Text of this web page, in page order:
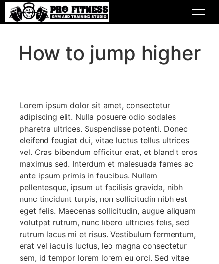
How to jump higher
Lorem ipsum dolor sit amet, consectetur
adipiscing elit. Nulla posuere odio sodales
pharetra ultrices. Suspendisse potenti. Donec
eleifend feugiat dui, vitae luctus tellus ultrices
vel. Cras bibendum efficitur erat, et blandit eros
maximus sed. Interdum et malesuada fames ac
ante ipsum primis in faucibus. Nullam
pellentesque, ipsum ut facilisis gravida, nibh
nunc tincidunt turpis, non sollicitudin nibh est
eget felis. Maecenas sollicitudin, augue aliquam
volutpat rutrum, nunc libero ultricies felis, sed
rutrum lacus mi et risus. Vestibulum fermentum,
erat vel iaculis luctus, leo magna consectetur
sem, id tempor lorem lorem eu orci. Sed vitae